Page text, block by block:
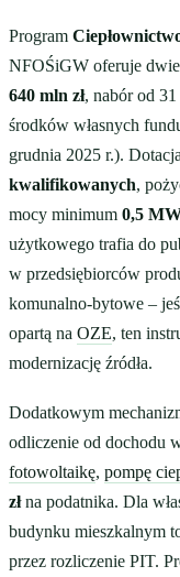
Program
NFOŚiGW oferuje
640 mln zł, nabór od
środków własnych
grudnia 2025 r.).
kwalifikowanych,
mocy minimum 0,5
użytkowego trafia do
w przedsiębiorców
komunalno-bytowe –
opartą na OZE, ten
modernizację źródła.
Dodatkowym
odliczenie od dochodu
fotowoltaikę, pompę
złna podatnika. Dla
budynku mieszkalnym
przez rozliczenie PIT.